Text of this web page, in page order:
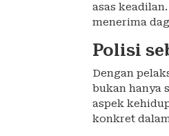
asas
menerima
Polisi
Dengan
bukan hanya
aspek
konkret